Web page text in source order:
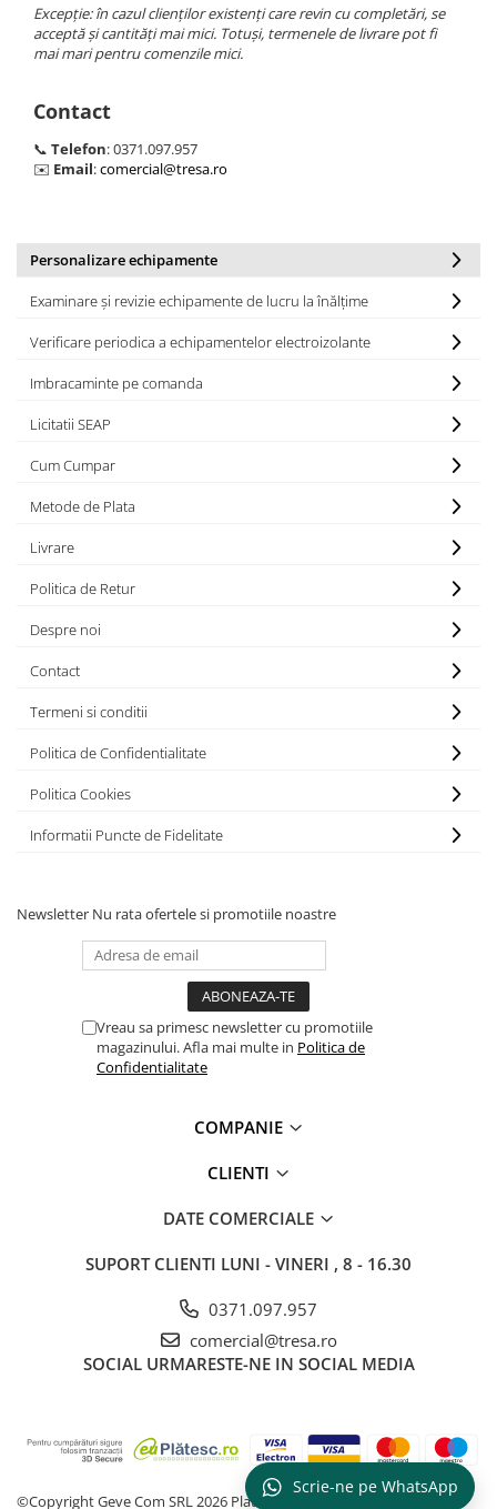
Jambiere Ignifuge
Cagule | Capisoane Ignifuge
Costume | Combinezoane Ignifuge
Pantaloni Ignifugi
Pantofi
Pantofi outdoor
Pantofi de lucru O1
Pantofi de lucru O2
Pantofi de protecție OB
Pantofi de protecție SB
Pantofi de protecție S2
Pantofi de protecție S3
Bocanci
Bocanci de lucru O1
Bocanci de protecție OB
Bocanci de protecție S1P
Bocanci de protecție S2
Cizme
Cizme outdoor
Cizme de protecție S3
Cizme de protecție S4
Saboți și papuci
Saboți și papuci de uz general
Sandale de protecție OB
Sandale de protecție S1
Sandale de protecție S1P
Accesorii încălțăminte
Protecție mecanică
Protecție tăiere
Excepție: în cazul clienților existenți care revin cu completări, se
acceptă și cantități mai mici. Totuși, termenele de livrare pot fi
mai mari pentru comenzile mici.
Contact
📞 Telefon: 0371.097.957
✉️ Email:comercial@tresa.ro
Personalizare echipamente
Examinare și revizie echipamente de lucru la înălțime
Verificare periodica a echipamentelor electroizolante
Imbracaminte pe comanda
Licitatii SEAP
Cum Cumpar
Metode de Plata
Livrare
Politica de Retur
Despre noi
Contact
Termeni si conditii
Politica de Confidentialitate
Politica Cookies
Informatii Puncte de Fidelitate
Newsletter Nu rata ofertele si promotiile noastre
Vreau sa primesc newsletter cu promotiile
magazinului. Afla mai multe in Politica de
Confidentialitate
COMPANIE
CLIENTI
DATE COMERCIALE
SUPORT CLIENTI LUNI - VINERI , 8 - 16.30
0371.097.957
comercial@tresa.ro
SOCIAL URMARESTE-NE IN SOCIAL MEDIA
©Copyright Geve Com SRL 2026 Platforma E-commerce by Gomag
Scrie-ne pe WhatsApp